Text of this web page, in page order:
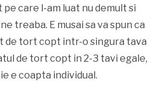
care l-am luat nu demult si
treaba. E musai sa va spun ca
de tort copt intr-o singura tava
de tort copt in 2-3 tavi egale,
e coapta individual.